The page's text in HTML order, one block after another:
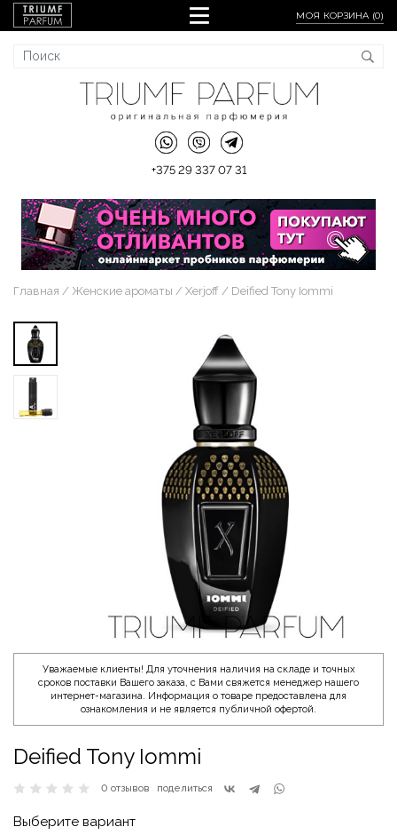
МОЯ КОРЗИНА (0)
+375 29 337 07 31
Главная Женские ароматы Xerjoff Deified Tony Iommi
Уважаемые клиенты! Для уточнения наличия на складе и точных
сроков поставки Вашего заказа, с Вами свяжется менеджер нашего
интернет-магазина. Информация о товаре предоставлена для
ознакомления и не является публичной офертой.
Deified Tony Iommi
0 отзывов поделиться
Выберите вариант